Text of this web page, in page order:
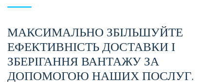
МАКСИМАЛЬНО ЗБІЛЬШУЙТЕ
ЕФЕКТИВНІСТЬ ДОСТАВКИ І
ЗБЕРІГАННЯ ВАНТАЖУ ЗА
ДОПОМОГОЮ НАШИХ ПОСЛУГ.